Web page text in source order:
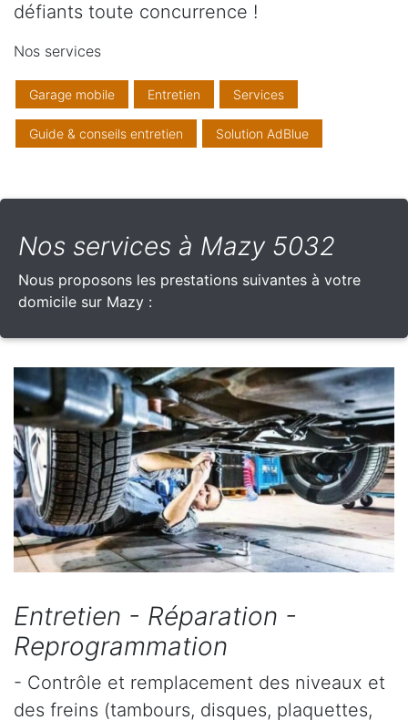
défiants toute concurrence !
Nos services
Garage mobile Entretien Services
Guide & conseils entretien Solution AdBlue
Nos services à Mazy 5032
Nous proposons les prestations suivantes à votre
domicile sur Mazy :
Entretien - Réparation -
Reprogrammation
- Contrôle et remplacement des niveaux et
des freins (tambours, disques, plaquettes,